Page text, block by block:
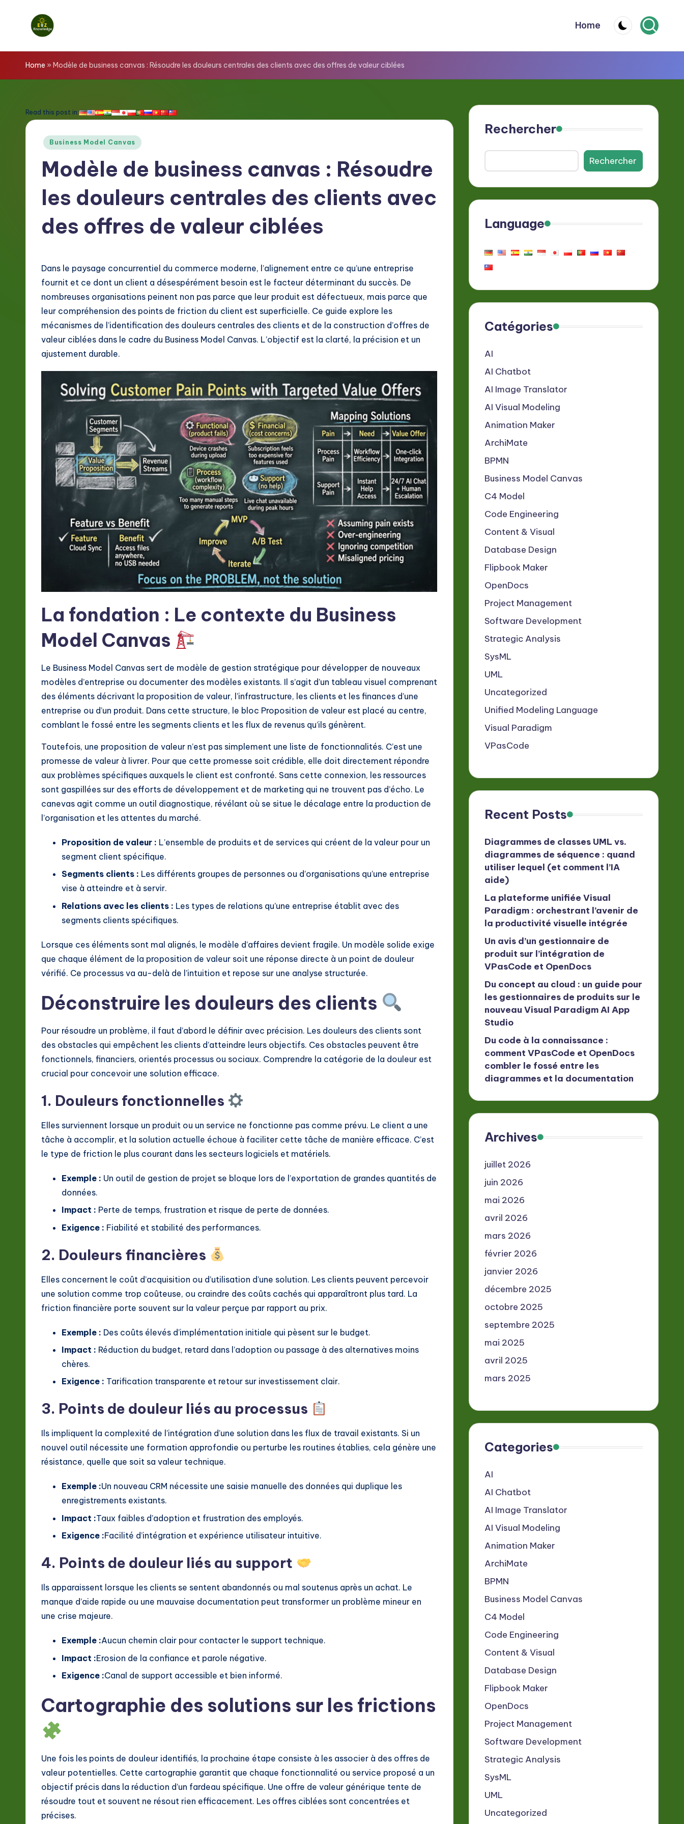
E
z
n
ft
w
In
Home
Home » Modèle de business canvas : Résoudre les douleurs centrales des clients avec des offres de valeur ciblées
Read this post in:
Posted
Business Model Canvas
Modèle de business canvas : Résoudre
les douleurs centrales des clients avec
des offres de valeur ciblées
Dans le paysage concurrentiel du commerce moderne, l’alignement entre ce qu’une entreprise
fournit et ce dont un client a désespérément besoin est le facteur déterminant du succès. De
nombreuses organisations peinent non pas parce que leur produit est défectueux, mais parce que
leur compréhension des points de friction du client est superficielle. Ce guide explore les
mécanismes de l’identification des douleurs centrales des clients et de la construction d’offres de
valeur ciblées dans le cadre du Business Model Canvas. L’objectif est la clarté, la précision et un
ajustement durable.
La fondation : Le contexte du Business
Model Canvas
Le Business Model Canvas sert de modèle de gestion stratégique pour développer de nouveaux
modèles d’entreprise ou documenter des modèles existants. Il s’agit d’un tableau visuel comprenant
des éléments décrivant la proposition de valeur, l’infrastructure, les clients et les finances d’une
entreprise ou d’un produit. Dans cette structure, le bloc Proposition de valeur est placé au centre,
comblant le fossé entre les segments clients et les flux de revenus qu’ils génèrent.
Toutefois, une proposition de valeur n’est pas simplement une liste de fonctionnalités. C’est une
promesse de valeur à livrer. Pour que cette promesse soit crédible, elle doit directement répondre
aux problèmes spécifiques auxquels le client est confronté. Sans cette connexion, les ressources
sont gaspillées sur des efforts de développement et de marketing qui ne trouvent pas d’écho. Le
canevas agit comme un outil diagnostique, révélant où se situe le décalage entre la production de
l’organisation et les attentes du marché.
Proposition de valeur : L’ensemble de produits et de services qui créent de la valeur pour un
segment client spécifique.
Segments clients : Les différents groupes de personnes ou d’organisations qu’une entreprise
vise à atteindre et à servir.
Relations avec les clients : Les types de relations qu’une entreprise établit avec des
segments clients spécifiques.
Lorsque ces éléments sont mal alignés, le modèle d’affaires devient fragile. Un modèle solide exige
que chaque élément de la proposition de valeur soit une réponse directe à un point de douleur
vérifié. Ce processus va au-delà de l’intuition et repose sur une analyse structurée.
Déconstruire les douleurs des clients
Pour résoudre un problème, il faut d’abord le définir avec précision. Les douleurs des clients sont
des obstacles qui empêchent les clients d’atteindre leurs objectifs. Ces obstacles peuvent être
fonctionnels, financiers, orientés processus ou sociaux. Comprendre la catégorie de la douleur est
crucial pour concevoir une solution efficace.
1. Douleurs fonctionnelles
Elles surviennent lorsque un produit ou un service ne fonctionne pas comme prévu. Le client a une
tâche à accomplir, et la solution actuelle échoue à faciliter cette tâche de manière efficace. C’est
le type de friction le plus courant dans les secteurs logiciels et matériels.
Exemple : Un outil de gestion de projet se bloque lors de l’exportation de grandes quantités de
données.
Impact : Perte de temps, frustration et risque de perte de données.
Exigence : Fiabilité et stabilité des performances.
2. Douleurs financières
Elles concernent le coût d’acquisition ou d’utilisation d’une solution. Les clients peuvent percevoir
une solution comme trop coûteuse, ou craindre des coûts cachés qui apparaîtront plus tard. La
friction financière porte souvent sur la valeur perçue par rapport au prix.
Exemple : Des coûts élevés d’implémentation initiale qui pèsent sur le budget.
Impact : Réduction du budget, retard dans l’adoption ou passage à des alternatives moins
chères.
Exigence : Tarification transparente et retour sur investissement clair.
3. Points de douleur liés au processus
Ils impliquent la complexité de l’intégration d’une solution dans les flux de travail existants. Si un
nouvel outil nécessite une formation approfondie ou perturbe les routines établies, cela génère une
résistance, quelle que soit sa valeur technique.
Exemple :Un nouveau CRM nécessite une saisie manuelle des données qui duplique les
enregistrements existants.
Impact :Taux faibles d’adoption et frustration des employés.
Exigence :Facilité d’intégration et expérience utilisateur intuitive.
4. Points de douleur liés au support
Ils apparaissent lorsque les clients se sentent abandonnés ou mal soutenus après un achat. Le
manque d’aide rapide ou une mauvaise documentation peut transformer un problème mineur en
une crise majeure.
Exemple :Aucun chemin clair pour contacter le support technique.
Impact :Erosion de la confiance et parole négative.
Exigence :Canal de support accessible et bien informé.
Cartographie des solutions sur les frictions
Une fois les points de douleur identifiés, la prochaine étape consiste à les associer à des offres de
valeur potentielles. Cette cartographie garantit que chaque fonctionnalité ou service proposé a un
objectif précis dans la réduction d’un fardeau spécifique. Une offre de valeur générique tente de
résoudre tout et souvent ne résout rien efficacement. Les offres ciblées sont concentrées et
précises.
Rechercher
Rechercher
Language
Catégories
AI
AI Chatbot
AI Image Translator
AI Visual Modeling
Animation Maker
ArchiMate
BPMN
Business Model Canvas
C4 Model
Code Engineering
Content & Visual
Database Design
Flipbook Maker
OpenDocs
Project Management
Software Development
Strategic Analysis
SysML
UML
Uncategorized
Unified Modeling Language
Visual Paradigm
VPasCode
Recent Posts
Diagrammes de classes UML vs.
diagrammes de séquence : quand
utiliser lequel (et comment l’IA
aide)
La plateforme unifiée Visual
Paradigm : orchestrant l’avenir de
la productivité visuelle intégrée
Un avis d’un gestionnaire de
produit sur l’intégration de
VPasCode et OpenDocs
Du concept au cloud : un guide pour
les gestionnaires de produits sur le
nouveau Visual Paradigm AI App
Studio
Du code à la connaissance :
comment VPasCode et OpenDocs
combler le fossé entre les
diagrammes et la documentation
Archives
juillet 2026
juin 2026
mai 2026
avril 2026
mars 2026
février 2026
janvier 2026
décembre 2025
octobre 2025
septembre 2025
mai 2025
avril 2025
mars 2025
Categories
AI
AI Chatbot
AI Image Translator
AI Visual Modeling
Animation Maker
ArchiMate
BPMN
Business Model Canvas
C4 Model
Code Engineering
Content & Visual
Database Design
Flipbook Maker
OpenDocs
Project Management
Software Development
Strategic Analysis
SysML
UML
Uncategorized